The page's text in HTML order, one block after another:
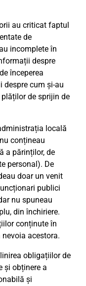
au criticat faptul
de
incomplete în
despre
începerea
despre cum și-au
de sprijin de
locală
conțineau
a părinților, de
personal). De
doar un venit
publici
nu spuneau
din închiriere.
conținute în
acestora.
obligațiilor de
și obținere a
și